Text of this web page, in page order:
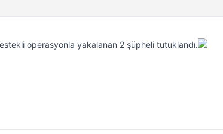
operasyonla yakalanan 2 şüpheli tutuklandı.